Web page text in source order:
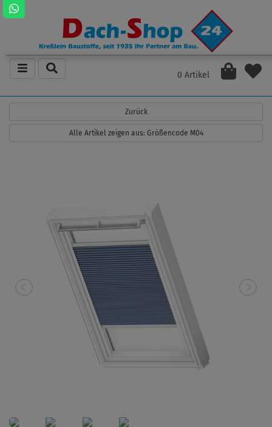
0 Artikel
Zurück
Alle Artikel zeigen aus: Größencode M04